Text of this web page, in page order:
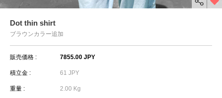
Dot thin shirt
ブラウンカラー追加
販売価格 : 7855.00 JPY
積立金 : 61 JPY
重量 : 2.00 Kg